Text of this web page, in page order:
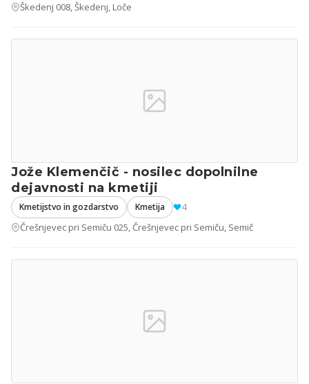
Škedenj 008, Škedenj, Loče
Jože Klemenčič - nosilec dopolnilne
dejavnosti na kmetiji
Kmetijstvo in gozdarstvo Kmetija 4
Črešnjevec pri Semiču 025, Črešnjevec pri Semiču, Semič